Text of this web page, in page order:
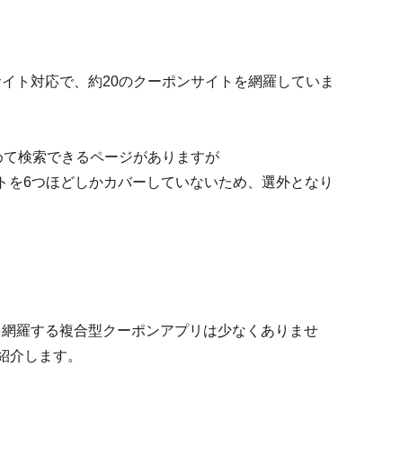
ト対応で、約20のクーポンサイトを網羅していま
検索できるページがありますが
を6つほどしかカバーしていないため、選外となり
羅する複合型クーポンアプリは少なくありませ
します。